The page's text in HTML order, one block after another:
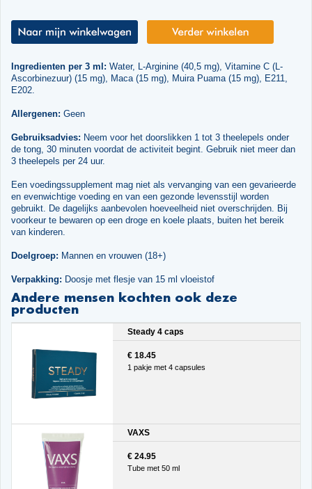
Ingredienten per 3 ml: Water, L-Arginine (40,5 mg), Vitamine C (L-
Ascorbinezuur) (15 mg), Maca (15 mg), Muira Puama (15 mg), E211,
E202.
Allergenen: Geen
Gebruiksadvies: Neem voor het doorslikken 1 tot 3 theelepels onder
de tong, 30 minuten voordat de activiteit begint. Gebruik niet meer dan
3 theelepels per 24 uur.
Een voedingssupplement mag niet als vervanging van een gevarieerde
en evenwichtige voeding en van een gezonde levensstijl worden
gebruikt. De dagelijks aanbevolen hoeveelheid niet overschrijden. Bij
voorkeur te bewaren op een droge en koele plaats, buiten het bereik
van kinderen.
Doelgroep: Mannen en vrouwen (18+)
Verpakking: Doosje met flesje van 15 ml vloeistof
Andere mensen kochten ook deze
producten
Steady 4 caps
€ 18.45
1 pakje met 4 capsules
VAXS
€ 24.95
Tube met 50 ml